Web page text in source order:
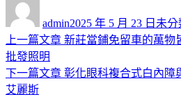
admin佈
日
2025 年 5 月 23 日 類
未分
文
章
導
上一篇文章 上
篇
新莊當鋪免留車的萬物
批發照明
下一篇文章 下
彰化眼科複合式白內障
艾麗斯